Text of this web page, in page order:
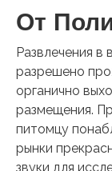
От
Развлечения
разрешено
органично
размещения.
питомцу
рынки
звуки для